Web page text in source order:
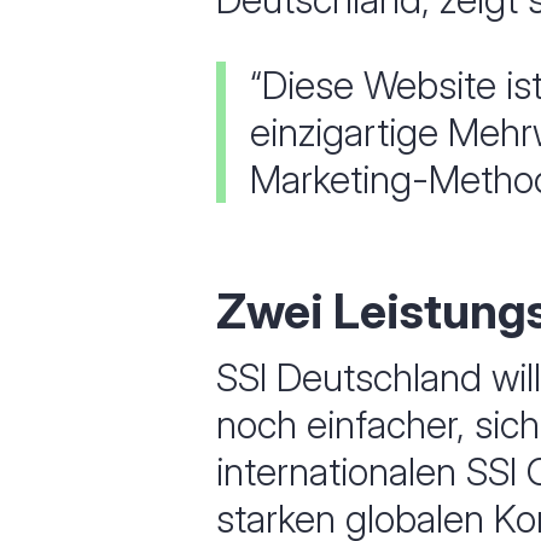
“Diese Website
einzigartige
Marketing-
Zwei
SSI Deutschland
noch einfacher,
internationalen
starken globalen